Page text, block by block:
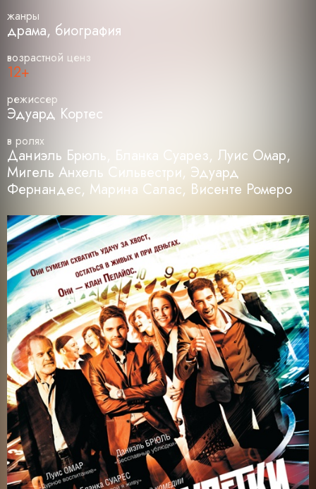
жанры
драма, биография
возрастной ценз
12+
режиссер
Эдуард Кортес
в ролях
Даниэль Брюль, Бланка Суарез, Луис Омар,
Мигель Анхель Сильвестри, Эдуард
Фернандес, Марина Салас, Висенте Ромеро